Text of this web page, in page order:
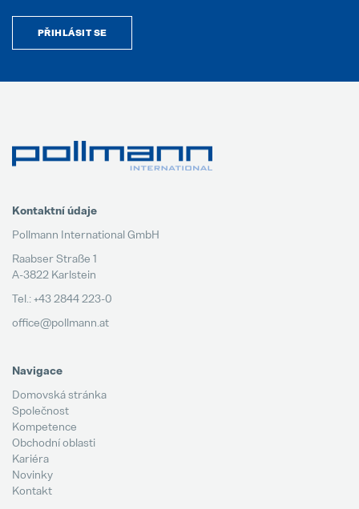
PŘIHLÁSIT SE
Kontaktní údaje
Pollmann International GmbH
Raabser Straße 1
A-3822 Karlstein
Tel.: +43 2844 223-0
office@pollmann.at
Navigace
Domovská stránka
Společnost
Kompetence
Obchodní oblasti
Kariéra
Novinky
Kontakt